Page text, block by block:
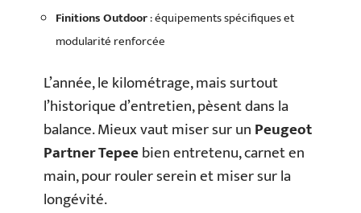
Finitions Outdoor: équipements spécifiques et
modularité renforcée
L’année, le kilométrage, mais surtout
l’historique d’entretien, pèsent dans la
balance. Mieux vaut miser sur unPeugeot
Partner Tepeebien entretenu, carnet en
main, pour rouler serein et miser sur la
longévité.